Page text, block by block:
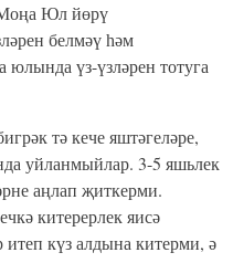
Моңа Юл йөрү
белмәү һәм
үз-үзләрен тотуга
тә кече яштәгеләре,
уйланмыйлар. 3-5 яшьлек
аңлап җиткерми.
китерерлек яисә
күз алдына китерми, ә